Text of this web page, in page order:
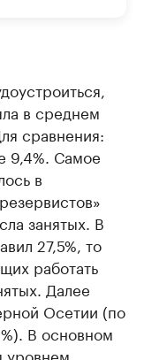
в среднем
сравнения:
9,4%. Самое
в
занятых. В
27,5%, то
работать
Далее
Осетии (по
В основном
уровнем